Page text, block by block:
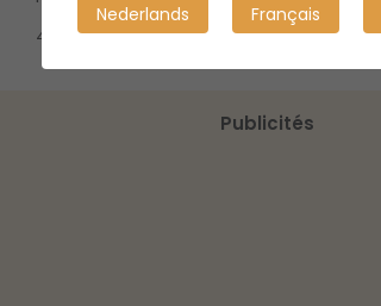
4m
Publicités
Nederlands Français